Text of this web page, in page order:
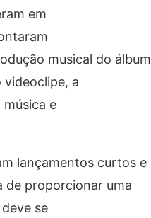
em
musical do álbum
a
e
lançamentos curtos e
de proporcionar uma
se